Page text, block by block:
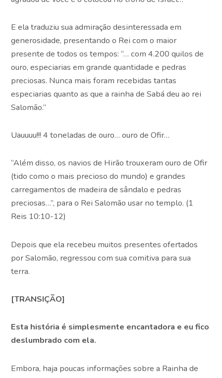
E ela traduziu sua admiração desinteressada em
generosidade, presentando o Rei com o maior
presente de todos os tempos: “… com 4.200 quilos de
ouro, especiarias em grande quantidade e pedras
preciosas. Nunca mais foram recebidas tantas
especiarias quanto as que a rainha de Sabá deu ao rei
Salomão.”
Uauuuu!!! 4 toneladas de ouro… ouro de Ofir…
“Além disso, os navios de Hirão trouxeram ouro de Ofir
(tido como o mais precioso do mundo) e grandes
carregamentos de madeira de sândalo e pedras
preciosas…”, para o Rei Salomão usar no templo. (1
Reis 10:10-12)
Depois que ela recebeu muitos presentes ofertados
por Salomão, regressou com sua comitiva para sua
terra.
[TRANSIÇÃO]
Esta história é simplesmente encantadora e eu fico
deslumbrado com ela.
Embora, haja poucas informações sobre a Rainha de